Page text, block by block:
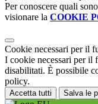
Per conoscere quali
visionare la COOKIE
Cookie necessari per il
I cookie necessari per il
disabilitati. È possibile
policy.
Accetta tutti Salva le